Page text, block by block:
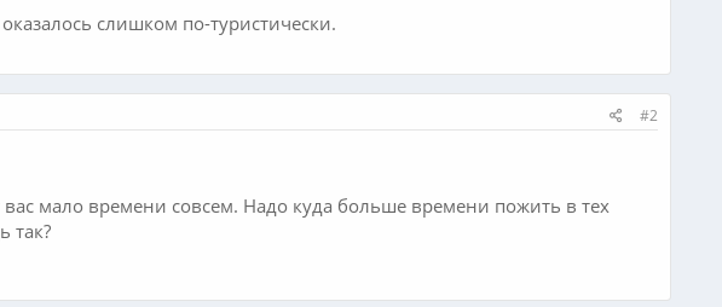
слишком по-туристически.
#2
мало времени совсем. Надо куда больше времени пожить в тех
так?